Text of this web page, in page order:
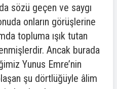
sözü geçen ve saygı
onların görüşlerine
topluma ışık tutan
Ancak burada
Yunus Emre’nin
şu dörtlüğüyle âlim